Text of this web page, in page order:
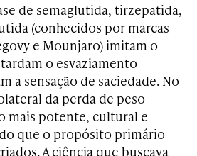
de semaglutida, tirzepatida,
(conhecidos por marcas
e Mounjaro) imitam o
o esvaziamento
a sensação de saciedade. No
da perda de peso
mais potente, cultural e
que o propósito primário
A ciência que buscava